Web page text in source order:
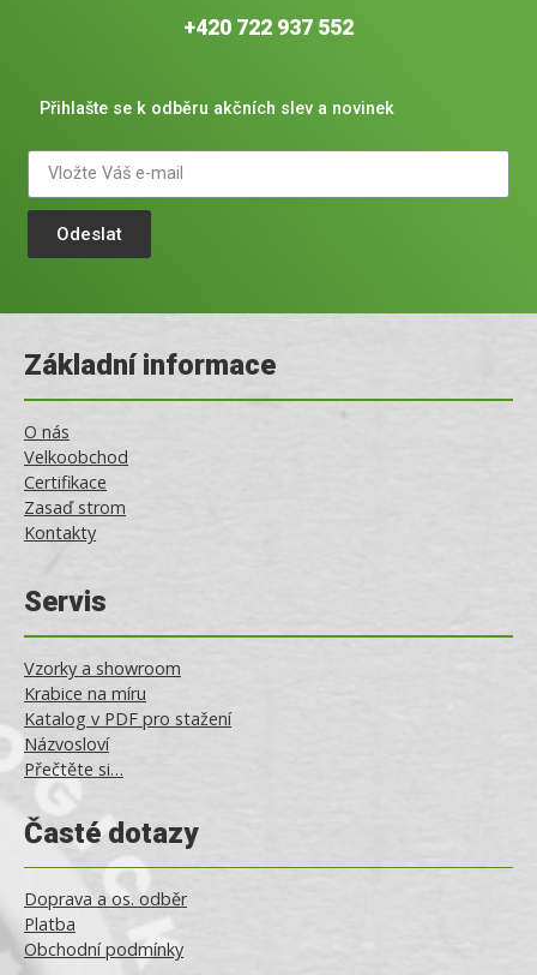
+420 722 937 552
Přihlašte se k odběru akčních slev a novinek
Odeslat
Základní informace
O nás
Velkoobchod
Certifikace
Zasaď strom
Kontakty
Servis
Vzorky a showroom
Krabice na míru
Katalog v PDF pro stažení
Názvosloví
Přečtěte si…
Časté dotazy
Doprava a os. odběr
Platba
Obchodní podmínky